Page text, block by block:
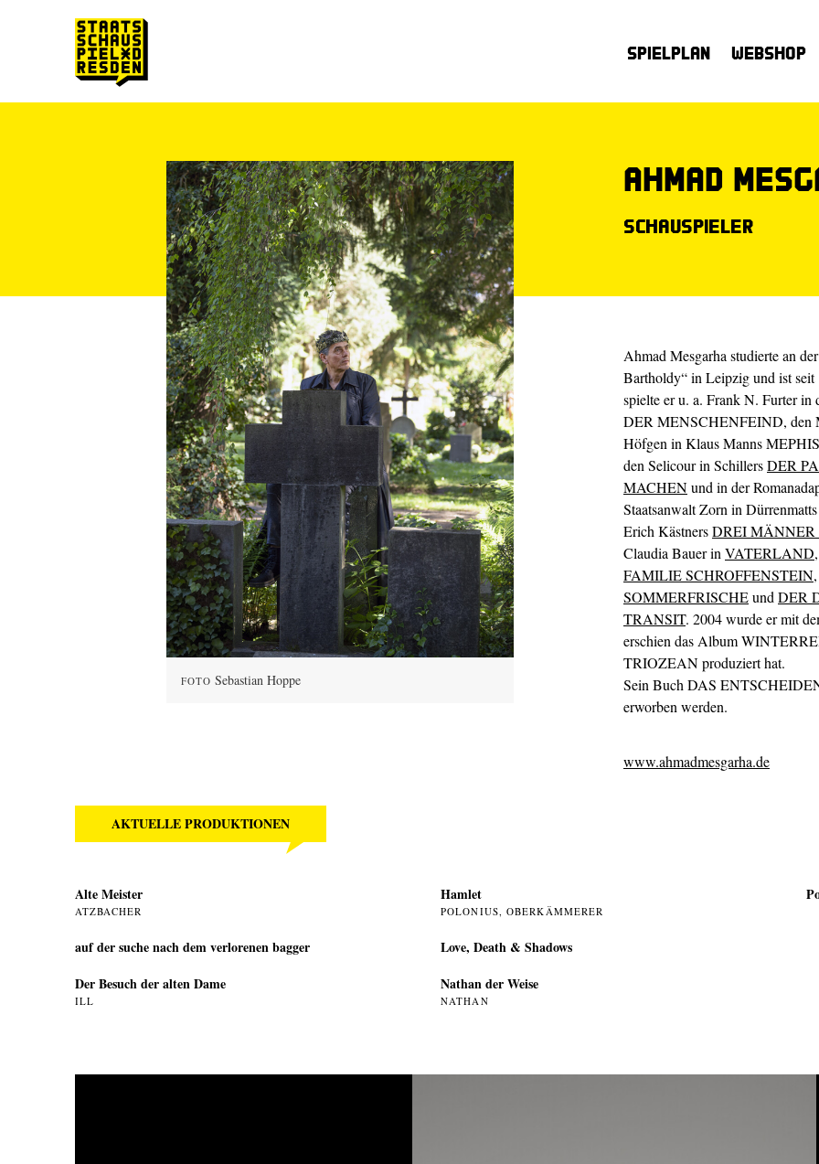
Spielplan Webshop
FOTO Sebastian Hoppe
Ahmad
Schauspieler
Ahmad Mesgarha studierte an
Bartholdy“ in Leipzig und ist seit
spielte er u. a. Frank N. Furter
DER MENSCHENFEIND, den
Höfgen in Klaus Manns
den Selicour in SchillersDER
MACHENund in der
Staatsanwalt Zorn in
Erich KästnersDREI MÄNNER
Claudia Bauer in VATERLAND
FAMILIE SCHROFFENSTEIN
SOMMERFRISCHEund DER
TRANSIT. 2004 wurde er mit
erschien das Album
TRIOZEAN produziert hat.
Sein Buch DAS
erworben werden.
www.ahmadmesgarha.de
AKTUELLE PRODUKTIONEN
Alte Meister
ATZBACHER
auf der suche nach dem verlorenen bagger
Der Besuch der alten Dame
ILL
Hamlet
POLONIUS, OBERKÄMMERER
Love, Death & Shadows
Nathan der Weise
NATHAN